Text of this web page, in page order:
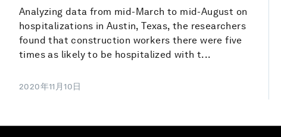
Analyzing data from mid-March to mid-August on
hospitalizations in Austin, Texas, the researchers
found that construction workers there were five
times as likely to be hospitalized with t...
2020年11月10日